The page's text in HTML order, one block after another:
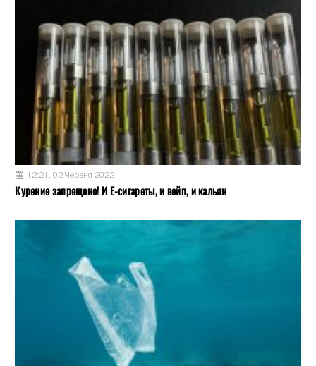
12:21, 02 Червня 2022
Курение запрещено! И Е-сигареты, и вейп, и кальян